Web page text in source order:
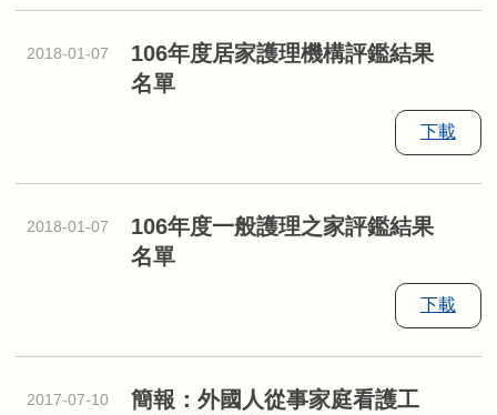
2018-01-07
106年度居家護理機構評鑑結果
名單
下載
2018-01-07
106年度一般護理之家評鑑結果
名單
下載
2017-07-10
簡報：外國人從事家庭看護工